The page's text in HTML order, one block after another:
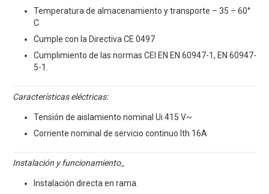
Temperatura de almacenamiento y transporte – 35 ÷ 60°
C
Cumple con la Directiva CE 0497
Cumplimiento de las normas CEI EN EN 60947-1, EN 60947-
5-1.
Características eléctricas:
Tensión de aislamiento nominal Ui 415 V~
Corriente nominal de servicio continuo Ith 16A
Instalación y funcionamiento_
Instalación directa en rama.